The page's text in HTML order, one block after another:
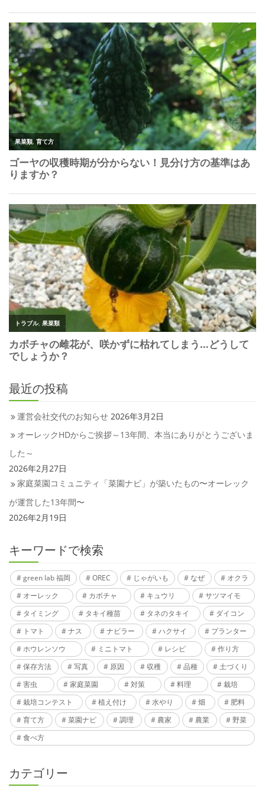
最近の投稿
運営会社交代のお知らせ 2026年3月2日
オーレックHDからご挨拶～13年間、本当にありがとうございま
した～
2026年2月27日
家庭菜園コミュニティ「菜園ナビ」が築いたもの〜オーレック
が運営した13年間〜
2026年2月19日
キーワードで検索
green lab 福岡 OREC じゃがいも なぜ
オクラ
オーレック
カボチャ キュウリ
サツマイモ
タイミング
タキイ種苗 タネのタキイ
ダイコン
トマト
ナス ナビラー ハクサイ
プランター
ホウレンソウ
ミニトマト レシピ
作り方
保存方法
写真 原因 収穫 品種
土づくり
害虫
家庭菜園 対策 料理
栽培
栽培コンテスト
植え付け 水やり 畑
肥料
育て方
菜園ナビ 調理 農家 農業
野菜
食べ方
カテゴリー